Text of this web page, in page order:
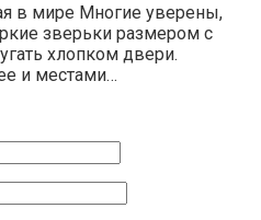
в мире Многие уверены,
зверьки размером с
хлопком двери.
и местами…